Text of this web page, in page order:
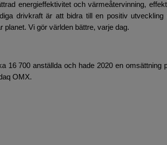
energieffektivitet och värmeåtervinning,
drivkraft är att bidra till en positiv
planet. Vi gör världen bättre, varje dag.
16 700 anställda och hade 2020 en omsättning
OMX.